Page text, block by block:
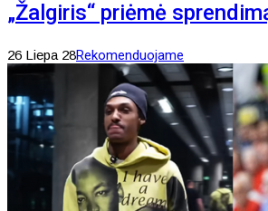
„Žalgiris“ priėmė
26 Liepa 28Rekomenduojame